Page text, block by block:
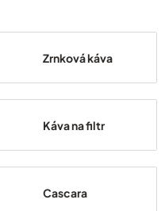
Zrnková káva
Káva na filtr
Cascara